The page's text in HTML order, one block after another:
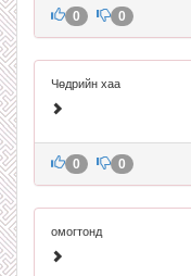
0 0
Чөдрийн хаа
0 0
омогтонд